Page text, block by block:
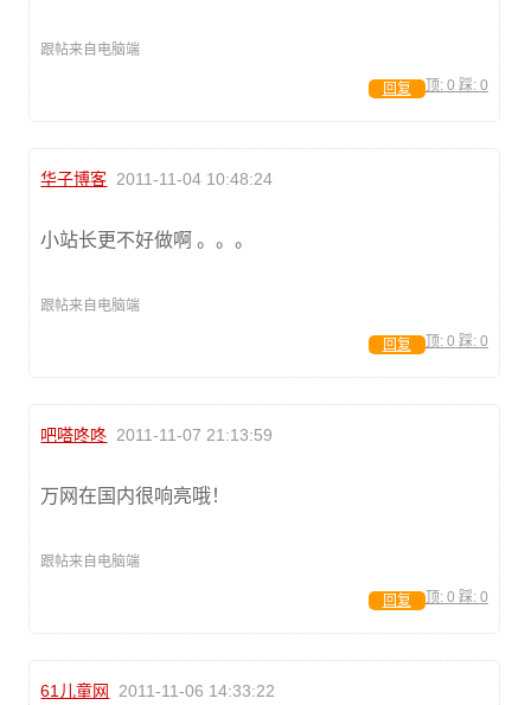
跟帖来自电脑端
顶: 0 踩: 0
回复
华子博客 2011-11-04 10:48:24
小站长更不好做啊 。。。
跟帖来自电脑端
顶: 0 踩: 0
回复
吧嗒咚咚 2011-11-07 21:13:59
万网在国内很响亮哦！
跟帖来自电脑端
顶: 0 踩: 0
回复
61儿童网 2011-11-06 14:33:22